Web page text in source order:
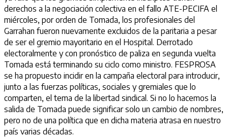
derechos a la negociación colectiva en el fallo ATE-PECIFA el
miércoles, por orden de Tomada, los profesionales del
Garrahan fueron nuevamente excluidos de la paritaria a pesar
de ser el gremio mayoritario en el Hospital. Derrotado
electoralmente y con pronóstico de paliza en segunda vuelta
Tomada está terminando su ciclo como ministro. FESPROSA
se ha propuesto incidir en la campaña electoral para introducir,
junto a las fuerzas políticas, sociales y gremiales que lo
comparten, el tema de la libertad sindical. Si no lo hacemos la
salida de Tomada puede significar solo un cambio de nombres,
pero no de una política que en dicha materia atrasa en nuestro
país varias décadas.